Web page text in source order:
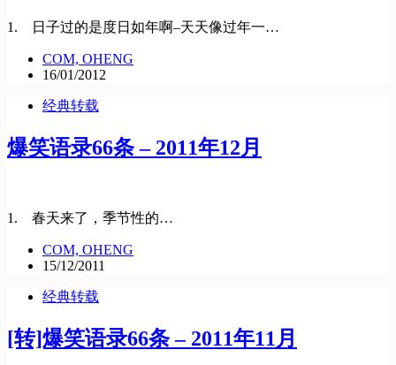
1. 日子过的是度日如年啊–天天像过年一…
COM, OHENG
16/01/2012
经典转载
爆笑语录66条 – 2011年12月
1. 春天来了，季节性的…
COM, OHENG
15/12/2011
经典转载
[转]爆笑语录66条 – 2011年11月